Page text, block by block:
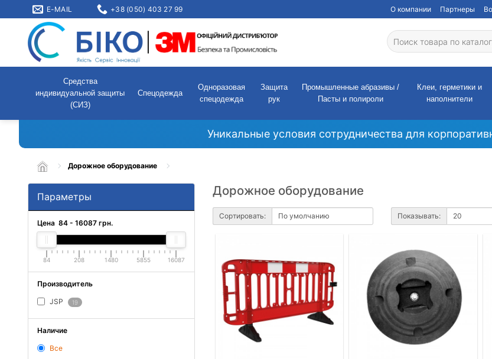
E-MAIL +38 (050) 403 27 99 О компании Партнеры
Средства
индивидуальной защиты
(СИЗ)
Спецодежда
Одноразовая
спецодежда
Защита
рук
Промышленные абразивы /
Пасты и полироли
Клеи, герметики и
наполнители
Уникальные условия сотрудничества для
Дорожное оборудование
Параметры
Цена 84 - 16087 грн.
84 208 1480 5855 16087
Производитель
JSP 19
Наличие
Все
Дорожное оборудование
Сортировать: Показывать: